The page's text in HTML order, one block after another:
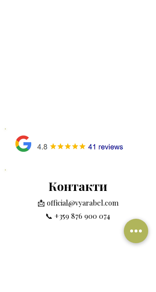
Контакти
📩 official@vyarabel.com
📞 +359 876 900 074